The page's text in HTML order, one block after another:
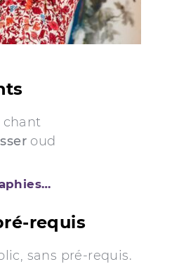
chant
oud
requis
sans pré-requis.